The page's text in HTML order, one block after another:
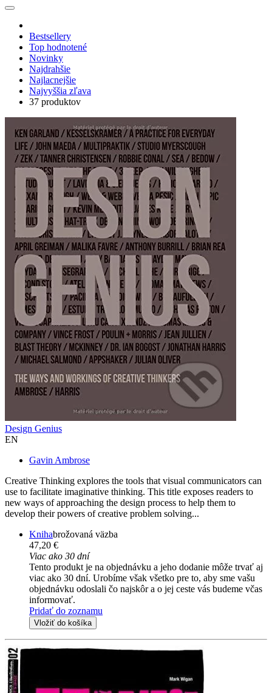
Bestsellery
Top hodnotené
Novinky
Najdrahšie
Najlacnejšie
Najvyššia zľava
37 produktov
Design Genius
EN
Gavin Ambrose
Creative Thinking explores the tools that visual communicators can
use to facilitate imaginative thinking. This title exposes readers to
new ways of approaching the design process to help them to
develop their powers of creative problem solving...
Knihabrožovaná väzba
47,20 €
Viac ako 30 dní
Tento produkt je na objednávku a jeho dodanie môže trvať aj
viac ako 30 dní. Urobíme však všetko pre to, aby sme vašu
objednávku odoslali čo najskôr a o jej ceste vás budeme včas
informovať.
Pridať do zoznamu
Vložiť do košíka